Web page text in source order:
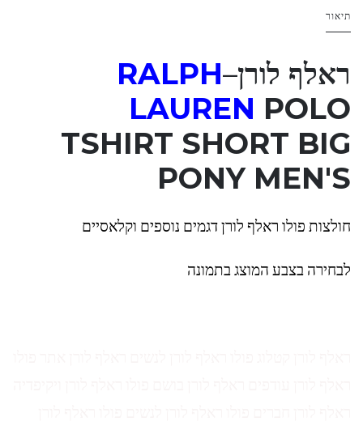
תיאור
ראלף לורן–
RALPH
LAUREN POLO
TSHIRT SHORT BIG
PONY MEN'S
חולצות פולו ראלף לורן דגמים נוספים וקלאסיים
לבחירה בצבע המוצג בתמונה